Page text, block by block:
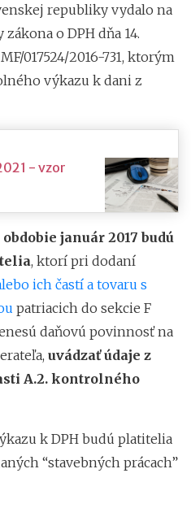
republiky vydalo na
o DPH dňa 14.
017524/2016-731, ktorým
výkazu k dani z
- vzor
január 2017 budú
, ktorí pri dodaní
ich častí a tovaru s
patriacich do sekcie F
daňovú povinnosť na
uvádzať údaje z
A.2. kontrolného
k DPH budú platitelia
“stavebných prácach”